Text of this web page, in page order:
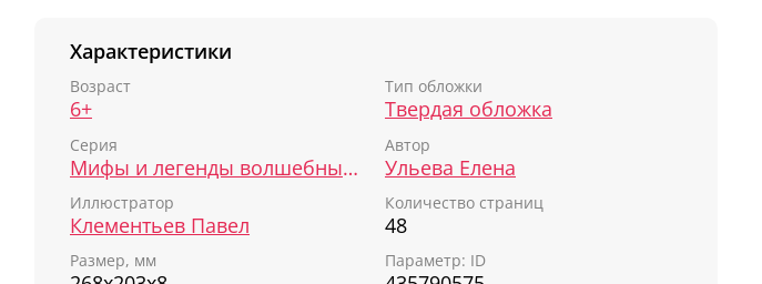
Характеристики
Возраст
6+
Тип обложки
Твердая обложка
Серия
Мифы и легенды волшебных существ
Автор
Ульева Елена
Иллюстратор
Клементьев Павел
Количество страниц
48
Размер, мм Параметр: ID